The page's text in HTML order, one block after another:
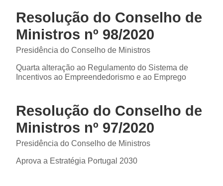
Resolução do Conselho de
Ministros nº 98/2020
Presidência do Conselho de Ministros
Quarta alteração ao Regulamento do Sistema de
Incentivos ao Empreendedorismo e ao Emprego
Resolução do Conselho de
Ministros nº 97/2020
Presidência do Conselho de Ministros
Aprova a Estratégia Portugal 2030